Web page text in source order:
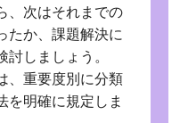
、次はそれまでの
たか、課題解決に
しましょう。
、重要度別に分類
を明確に規定しま